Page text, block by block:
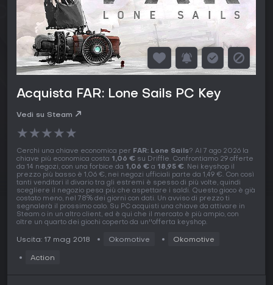
Acquista FAR: Lone Sails PC Key
Vedi su Steam
★★★★★
Cerchi una chiave economica per FAR: Lone Sails? Al 7 ago 2026 la
chiave più economica costa 1,06 € su Driffle. Confrontiamo 29 offerte
da 14 negozi, con una forbice da 1,06 € a 18,95 €. Nei keyshop il
prezzo più basso è 1,06 €, nei negozi ufficiali parte da 1,49 €. Con così
tanti venditori il divario tra gli estremi è spesso di più volte, quindi
scegliere il negozio pesa più che aspettare i saldi. Questo gioco è già
costato meno, nel 78% dei giorni con dati. Un avviso di prezzo ti
segnalerà il prossimo calo. Su PC acquisti una chiave da attivare in
Steam o in un altro client, ed è qui che il mercato è più ampio, con
oltre un quarto dei giochi coperto da un''offerta keyshop.
Uscita: 17 mag 2018 Okomotive Okomotive
Action